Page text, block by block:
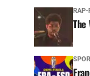
RAP-
The